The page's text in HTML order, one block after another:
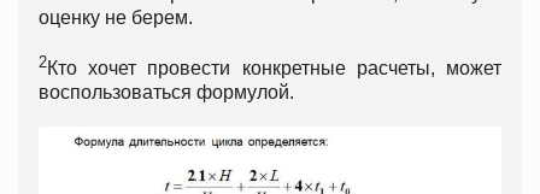
оценку не берем.
2Кто хочет провести конкретные расчеты, может
воспользоваться формулой.